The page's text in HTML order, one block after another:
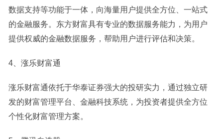
数据支持等功能于一体，向海量用户提供全方位、一站式
的金融服务。东方财富具有专业的数据服务能力，为用户
提供权威的金融数据服务，帮助用户进行评估和决策。
4、涨乐财富通
涨乐财富通依托于华泰证券强大的投研实力，通过独立研
发的财富管理平台、金融科技系统，为投资者提供全方位
个性化财富管理方案。